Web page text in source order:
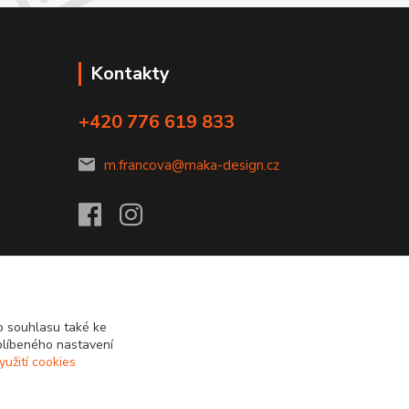
Kontakty
+420 776 619 833
m.francova@maka-design.cz
souhlasu také ke
nastavení
cookies